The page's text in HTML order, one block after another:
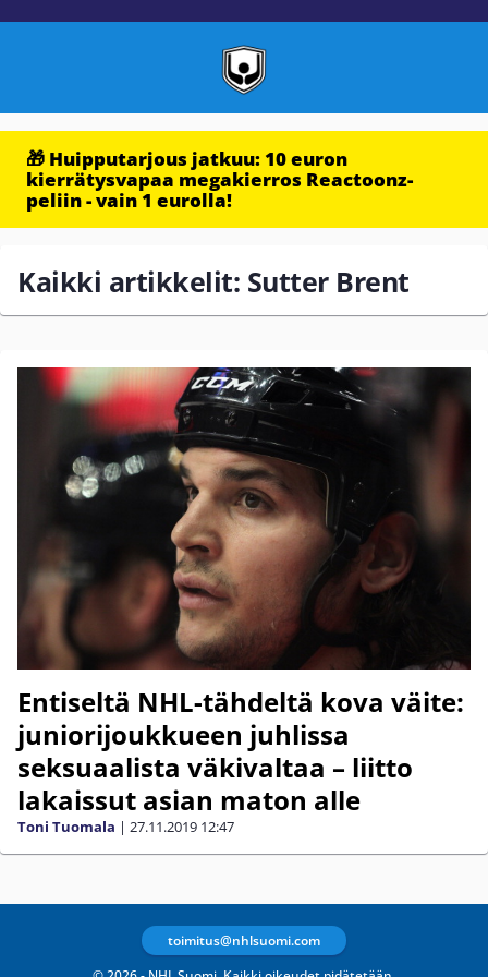
🎁 Huipputarjous jatkuu: 10 euron
kierrätysvapaa megakierros Reactoonz-
peliin - vain 1 eurolla!
Kaikki artikkelit: Sutter Brent
Entiseltä NHL-tähdeltä kova väite:
juniorijoukkueen juhlissa
seksuaalista väkivaltaa – liitto
lakaissut asian maton alle
Toni Tuomala | 27.11.2019 12:47
toimitus@nhlsuomi.com